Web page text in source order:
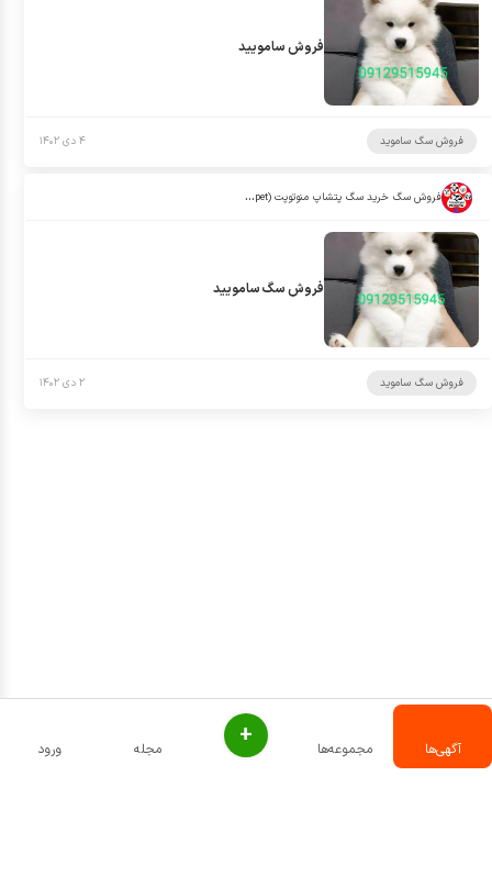
فروش سامویید
فروش سگ ساموید ۴ دی ۱۴۰۲
فروش سگ خرید سگ پتشاپ منوتوپت (manotopet)
فروش سگ سامویید
فروش سگ ساموید ۲ دی ۱۴۰۲
ورود مجله + مجموعه‌ها آگهی‌ها